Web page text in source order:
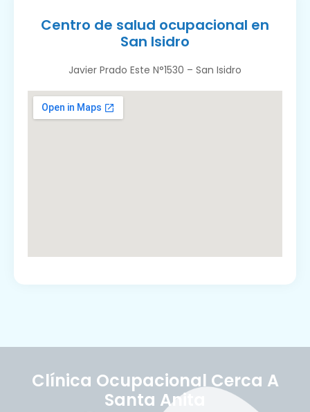
Centro de salud ocupacional en
San Isidro
Javier Prado Este N°1530 – San Isidro
Clínica Ocupacional Cerca A
Santa Anita